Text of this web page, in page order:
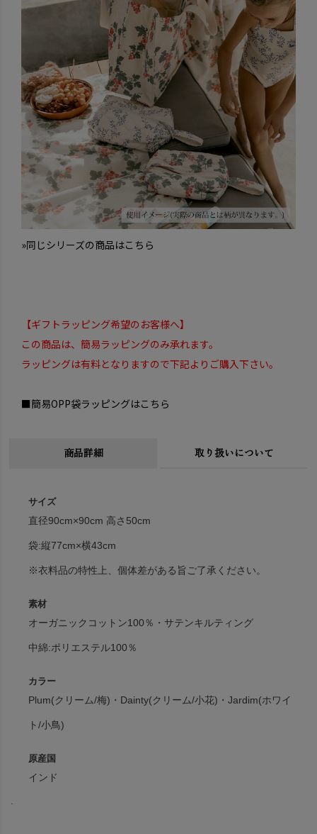
»同じシリーズの商品はこちら
【ギフトラッピング希望のお客様へ】
この商品は、簡易ラッピングのみ承れます。
ラッピングは有料となりますので下記よりご購入下さい。
■簡易OPP袋ラッピングはこちら
商品詳細 取り扱いについて
サイズ
直径90cm×90cm 高さ50cm
袋:縦77cm×横43cm
※衣料品の特性上、個体差がある旨ご了承ください。
素材
オーガニックコットン100％・サテンキルティング
中綿:ポリエステル100％
カラー
Plum(クリーム/梅)・Dainty(クリーム/小花)・Jardim(ホワイ
ト/小鳥)
原産国
インド
.